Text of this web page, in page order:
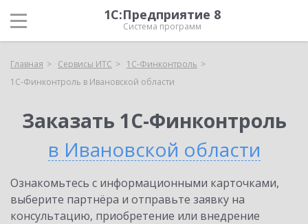
1С:Предприятие 8
Система программ
Главная Сервисы ИТС
1С-Финконтроль
1С-Финконтроль в Ивановской области
Заказать 1С-Финконтроль
в Ивановской области
Ознакомьтесь с информационными карточками,
выберите партнёра и отправьте заявку на
консультацию, приобретение или внедрение